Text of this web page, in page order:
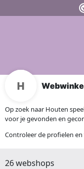
Op zoek naar Houten
voor je gevonden en
Controleer de profielen
26 webshops